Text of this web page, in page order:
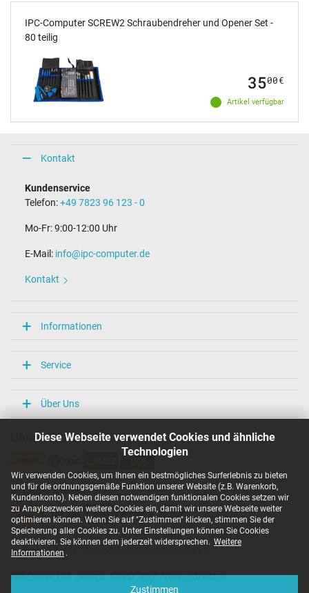
Diese Webseite verwendet Cookies und ähnliche
Technologien
Wir verwenden Cookies, um Ihnen ein bestmögliches Surferlebnis zu bieten
und für die ordnungsgemäße Funktion unserer Website (z.B. Warenkorb,
Kundenkonto). Neben diesen notwendigen funktionalen Cookies setzen wir
zu Anaylsezwecken weitere Cookies ein, damit wir unsere Webseite weiter
optimieren können. Wenn Sie auf "Zustimmen" klicken, stimmen Sie der
Speicherung aller Cookies zu. Unter Einstellungen können Sie Cookies
deaktivieren. Sie können dem jederzeit widersprechen. Weitere
Informationen .
Zustimmen
IPC-Computer SCREW2 Schraubendreher und Opener Set -
80 teilig
Artikel verfügbar
3500€
Kontakt
Kundenservice
Telefon:+49 7823 96 123 - 0
Mo-Fr: 9:00-12:00 Uhr
E-Mail: info@ipc-computer.de
Kontakt
Informationen
Service
Über Uns
Unsere Versandarten
Unsere Zahlarten
Copyright ©
Alle Preise inkl. gesetzl. MwSt. zzgl. Versandkosten